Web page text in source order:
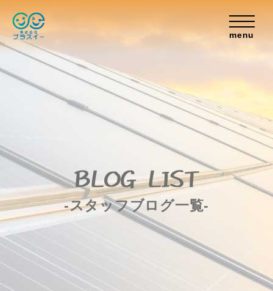
menu
BLOG LIST
-スタッフブログ一覧-